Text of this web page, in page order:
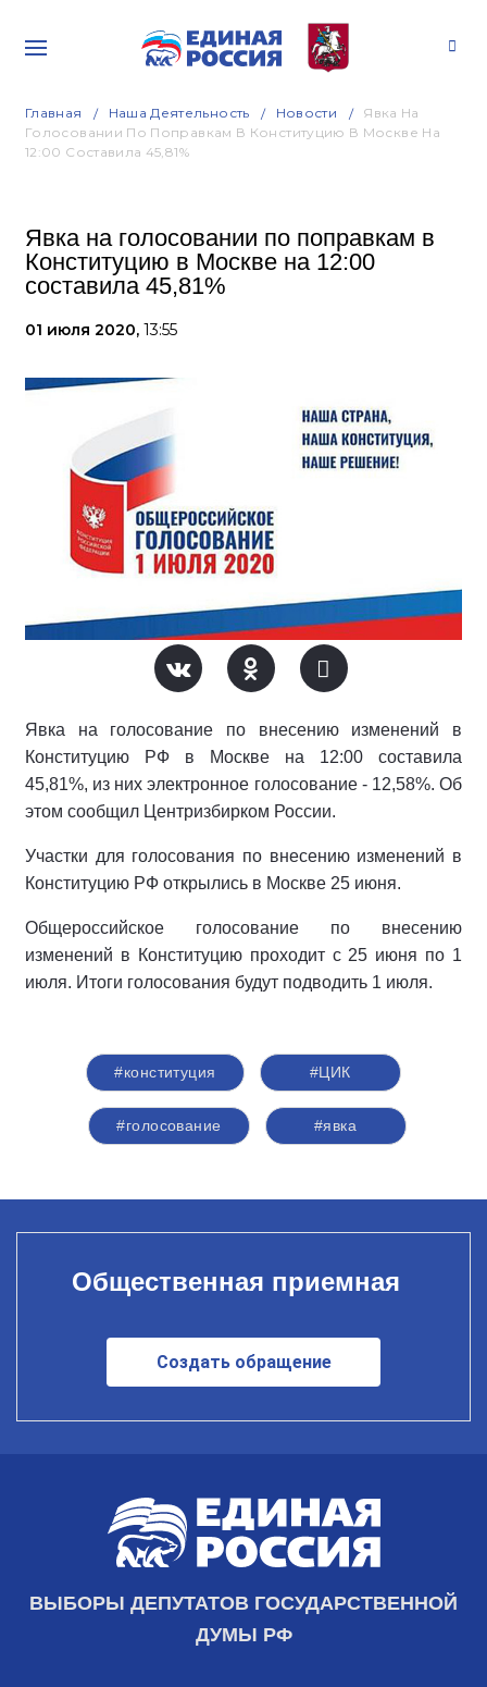
Главная Наша Деятельность Новости
Явка На
Голосовании По Поправкам В Конституцию В Москве На
12:00 Составила 45,81%
Явка на голосовании по поправкам в
Конституцию в Москве на 12:00
составила 45,81%
01 июля 2020, 13:55
Явка на голосование по внесению изменений в
Конституцию РФ в Москве на 12:00 составила
45,81%, из них электронное голосование - 12,58%. Об
этом сообщил Центризбирком России.
Участки для голосования по внесению изменений в
Конституцию РФ открылись в Москве 25 июня.
Общероссийское голосование по внесению
изменений в Конституцию проходит с 25 июня по 1
июля. Итоги голосования будут подводить 1 июля.
#конституция #ЦИК
#голосование #явка
Общественная приемная
Создать обращение
ВЫБОРЫ ДЕПУТАТОВ ГОСУДАРСТВЕННОЙ
ДУМЫ РФ